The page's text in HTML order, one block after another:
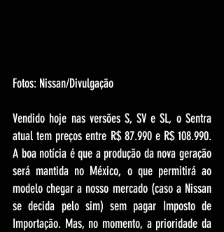
Fotos: Nissan/Divulgação
Vendido hoje nas versões S, SV e SL, o Sentra
atual tem preços entre R$ 87.990 e R$ 108.990.
A boa notícia é que a produção da nova geração
será mantida no México, o que permitirá ao
modelo chegar a nosso mercado (caso a Nissan
se decida pelo sim) sem pagar Imposto de
Importação. Mas, no momento, a prioridade da